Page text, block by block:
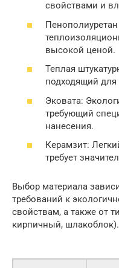
свойствами и
высокой ценой.
Теплая
подходящий для
Эковата:
требующий
нанесения.
Керамзит:
требует
Выбор материала
требований к
свойствам, а также от
кирпичный, шлакоблок).